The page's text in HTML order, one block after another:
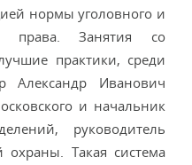
нормы уголовного и
права. Занятия со
практики, среди
Александр Иванович
и начальник
руководитель
охраны. Такая система